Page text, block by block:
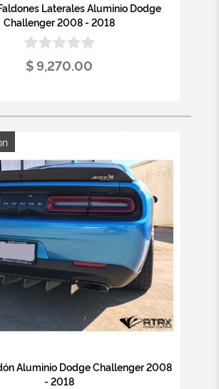
Laterales Aluminio Dodge
Challenger 2008 - 2018
$ 9,270.00
Aluminio Dodge Challenger 2008
- 2018